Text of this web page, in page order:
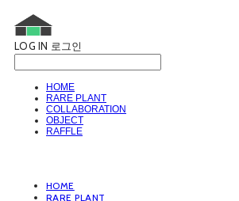
LOG IN 로그인
HOME
RARE PLANT
COLLABORATION
OBJECT
RAFFLE
HOME
RARE PLANT